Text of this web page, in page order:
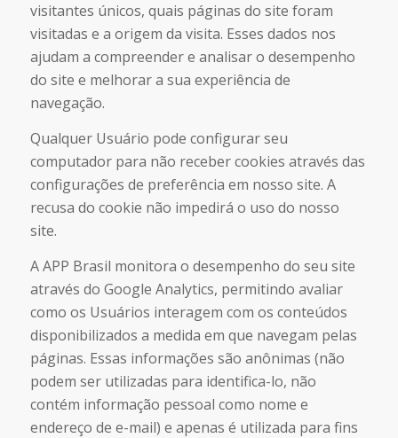
visitantes únicos, quais páginas do site foram
visitadas e a origem da visita. Esses dados nos
ajudam a compreender e analisar o desempenho
do site e melhorar a sua experiência de
navegação.
Qualquer Usuário pode configurar seu
computador para não receber cookies através das
configurações de preferência em nosso site. A
recusa do cookie não impedirá o uso do nosso
site.
A APP Brasil monitora o desempenho do seu site
através do Google Analytics, permitindo avaliar
como os Usuários interagem com os conteúdos
disponibilizados a medida em que navegam pelas
páginas. Essas informações são anônimas (não
podem ser utilizadas para identifica-lo, não
contém informação pessoal como nome e
endereço de e-mail) e apenas é utilizada para fins